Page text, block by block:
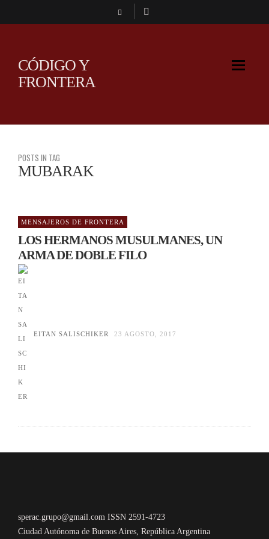
CÓDIGO Y
FRONTERA
POSTS IN TAG
MUBARAK
MENSAJEROS DE FRONTERA
LOS HERMANOS MUSULMANES, UN
ARMA DE DOBLE FILO
EITAN SALISCHIKER 23 AGOSTO, 2017
sperac.grupo@gmail.com ISSN 2591-4723
Ciudad Autónoma de Buenos Aires, República Argentina